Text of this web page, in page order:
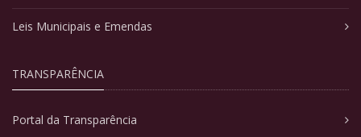
Leis Municipais e Emendas
TRANSPARÊNCIA
Portal da Transparência